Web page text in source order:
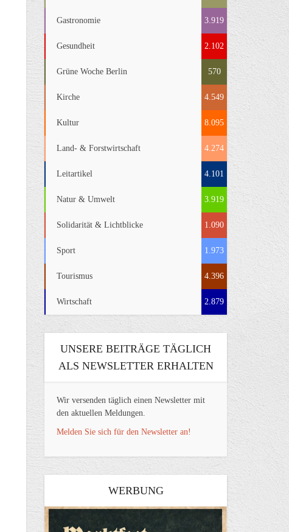
Gastronomie 3.919
Gesundheit 2.102
Grüne Woche Berlin 570
Kirche 4.549
Kultur 8.095
Land- & Forstwirtschaft 4.274
Leitartikel 4.101
Natur & Umwelt 3.919
Solidarität & Lichtblicke 1.090
Sport 1.973
Tourismus 4.396
Wirtschaft 2.879
UNSERE BEITRÄGE TÄGLICH
ALS NEWSLETTER ERHALTEN
Wir versenden täglich einen Newsletter mit
den aktuellen Meldungen.
Melden Sie sich für den Newsletter an!
WERBUNG